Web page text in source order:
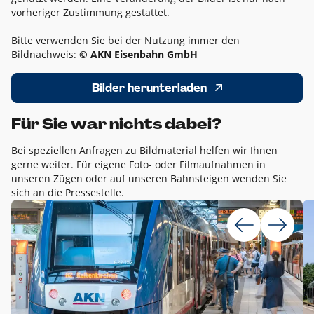
vorheriger Zustimmung gestattet.
Bitte verwenden Sie bei der Nutzung immer den
Bildnachweis: © AKN Eisenbahn GmbH
Bilder herunterladen
Für Sie war nichts dabei?
Bei speziellen Anfragen zu Bildmaterial helfen wir Ihnen
gerne weiter. Für eigene Foto- oder Filmaufnahmen in
unseren Zügen oder auf unseren Bahnsteigen wenden Sie
sich an die Pressestelle.